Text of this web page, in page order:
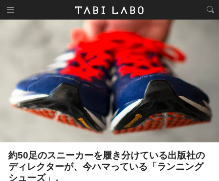
約50足のスニーカーを履き分けている出版社の
ディレクターが、今ハマっている「ランニング
シューズ」。